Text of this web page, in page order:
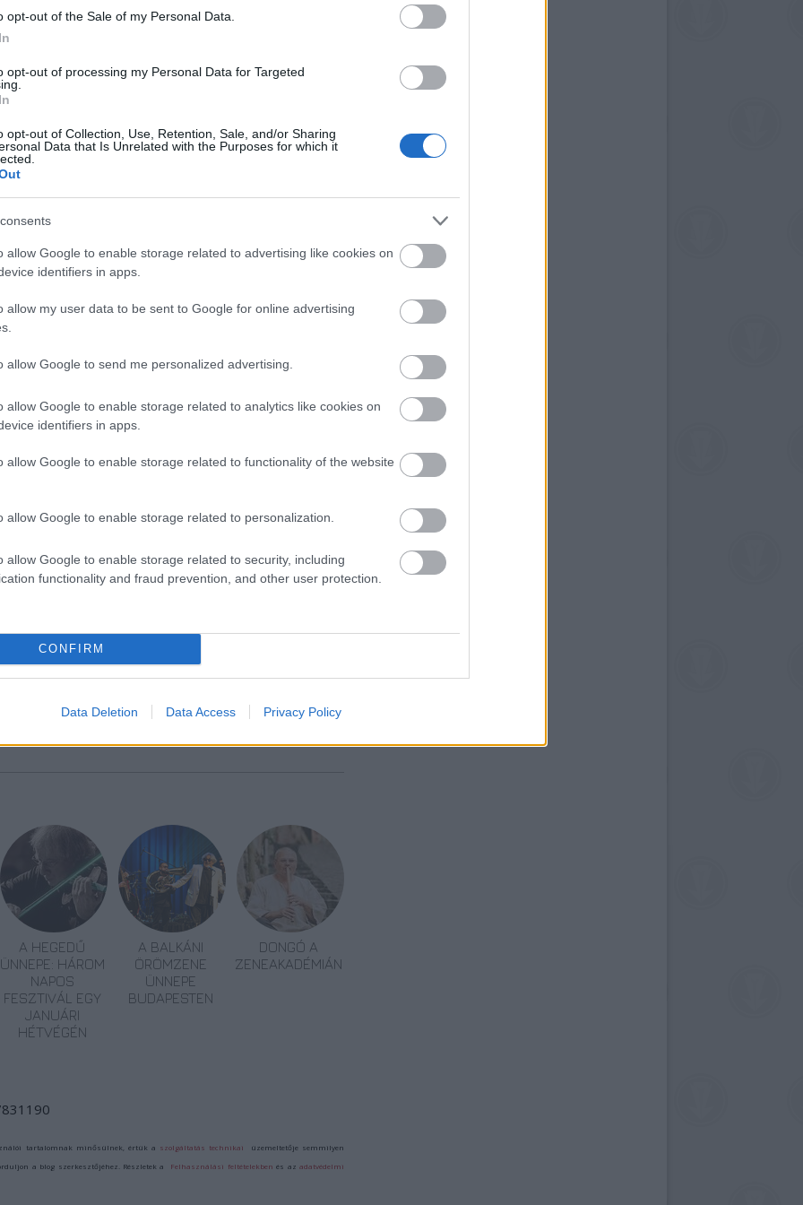
opt-out of the Sale of my Personal Data.
opt-out of processing my Personal Data for Targeted
opt-out of Collection, Use, Retention, Sale, and/or Sharing
Data that Is Unrelated with the Purposes for which it
allow Google to enable storage related to advertising like cookies on
identifiers in apps.
allow my user data to be sent to Google for online advertising
allow Google to send me personalized advertising.
allow Google to enable storage related to analytics like cookies on
identifiers in apps.
allow Google to enable storage related to functionality of the website
allow Google to enable storage related to personalization.
allow Google to enable storage related to security, including
functionality and fraud prevention, and other user protection.
CONFIRM
Data Deletion Data Access Privacy Policy
lapjai, szennyes ruhái, maszkjai, „kényszerből”
lapjait, megmagyarázta nekünk, hogy valójában
legfehérebb lapokkal rendelkezik, és
mi sem történt volna, felfelé a lépcsőkön, a
– ugyan már! Itt és most, én és a földön! Bármi
velük. Csak vissza. És most az van, ami.
közös ügyek helyett reánk erőszakolt,
az Enyém vagy az Övé, de semmi sem a
a Tiétek, de akkor miért nem lehet a Miénk? És
az Enyém. Nálam jobb helyen van. Pénz,
pedig nem lehet, akkor ne legyen senkié.
ha minden szomszéd minden tehene
életben, lévén mi is szomszédai vagyunk
már bonyolult nekünk, egy ilyen képlet
valami nem az egyéni érdeket szolgálja, akkor
Pedig a közös ügy szép dolog, de ha nem kell,
más, ami csak az enyém, hogy arra nem érünk
a körhintán pörgünk, körbe-körbe, addig nem
Ahol mindenki sikálhatja, radírozhatja,
lelkiismeretének lapjait. Aztán jöhet a
a technika ma már csodákra képes,
vagyunk. Kicsit megkopott, kicsit elázott, kicsit
látszik és az enyém. A szennyes lét meg
vécén. Csak megszabaduljunk tőle. A többi már
lapozhatunk.
a látszat, a lényegtelen világ káprázata. Vásári
Nincs más feladat, mint elfordulni ettől a
közös életünket. Minden nap tiszta lappal
is egy lehetőség, csak élni kell vele.
A HEGEDŰ
ÜNNEPE: HÁROM
NAPOS
FESZTIVÁL EGY
JANUÁRI
HÉTVÉGÉN
A BALKÁNI
ÖRÖMZENE
ÜNNEPE
BUDAPESTEN
DONGÓ A
ZENEAKADÉMIÁN
tartalomnak minősülnek, értük a szolgáltatás technikai üzemeltetője semmilyen
a blog szerkesztőjéhez. Részletek a Felhasználási feltételekben és azadatvédelmi